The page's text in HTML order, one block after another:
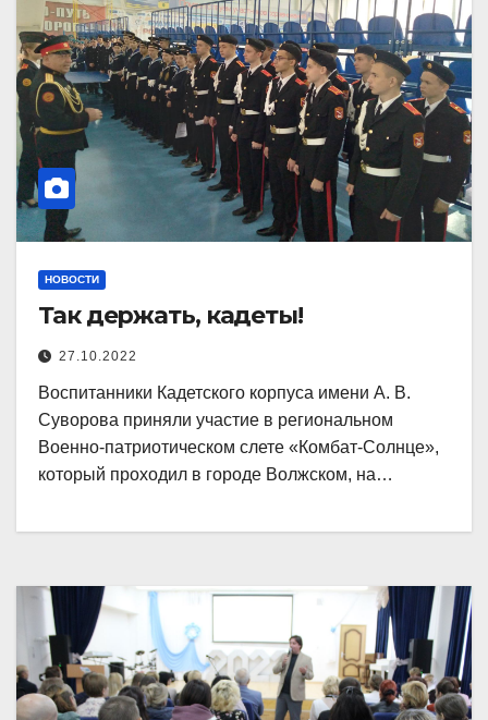
НОВОСТИ
Так держать, кадеты!
27.10.2022
Воспитанники Кадетского корпуса имени А. В.
Суворова приняли участие в региональном
Военно-патриотическом слете «Комбат-Солнце»,
который проходил в городе Волжском, на…